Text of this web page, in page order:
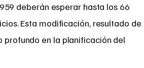
deberán esperar hasta los 66
Esta modificación, resultado de
en la planificación del